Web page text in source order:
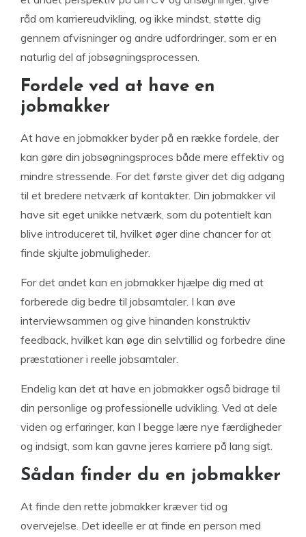
råd om karriereudvikling, og ikke mindst, støtte dig
gennem afvisninger og andre udfordringer, som er en
naturlig del af jobsøgningsprocessen.
Fordele ved at have en
jobmakker
At have en jobmakker byder på en række fordele, der
kan gøre din jobsøgningsproces både mere effektiv og
mindre stressende. For det første giver det dig adgang
til et bredere netværk af kontakter. Din jobmakker vil
have sit eget unikke netværk, som du potentielt kan
blive introduceret til, hvilket øger dine chancer for at
finde skjulte jobmuligheder.
For det andet kan en jobmakker hjælpe dig med at
forberede dig bedre til jobsamtaler. I kan øve
interviewsammen og give hinanden konstruktiv
feedback, hvilket kan øge din selvtillid og forbedre dine
præstationer i reelle jobsamtaler.
Endelig kan det at have en jobmakker også bidrage til
din personlige og professionelle udvikling. Ved at dele
viden og erfaringer, kan I begge lære nye færdigheder
og indsigt, som kan gavne jeres karriere på lang sigt.
Sådan finder du en jobmakker
At finde den rette jobmakker kræver tid og
overvejelse. Det ideelle er at finde en person med